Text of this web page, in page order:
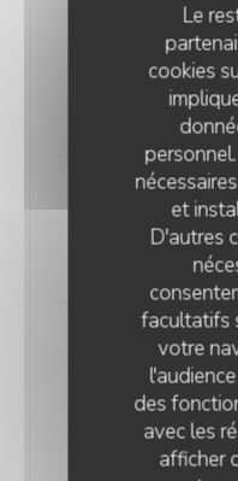
Le
cookies
et
D'autres
facultatifs
votre
des
avec les
afficher
Petites
Viande
Grillées,